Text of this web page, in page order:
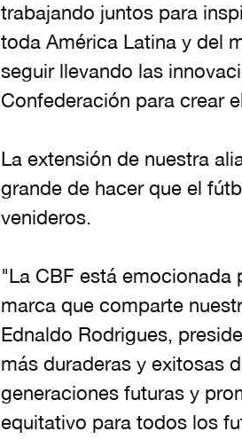
trabajando juntos para
toda América Latina y del
seguir llevando las
Confederación para crear
La extensión de nuestra
grande de hacer que el
venideros.
"La CBF está emocionada
marca que comparte
Ednaldo Rodrigues,
más duraderas y exitosas
generaciones futuras y
equitativo para todos los